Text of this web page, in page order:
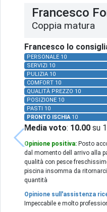
Francesco
Coppia matura
Francesco lo
PERSONALE 10
SERVIZI 10
PULIZIA 10
COMFORT 10
QUALITÀ PREZZO 10
POSIZIONE 10
PASTI 10
PRONTO ISCHIA10
Media voto: 10.00 su
Opinione positiva: Posto
dal momento dell arrivo alla
qualità con pesce
piscina insomma da
quantità
Opinione sull'assistenza
Impeccabile e molto